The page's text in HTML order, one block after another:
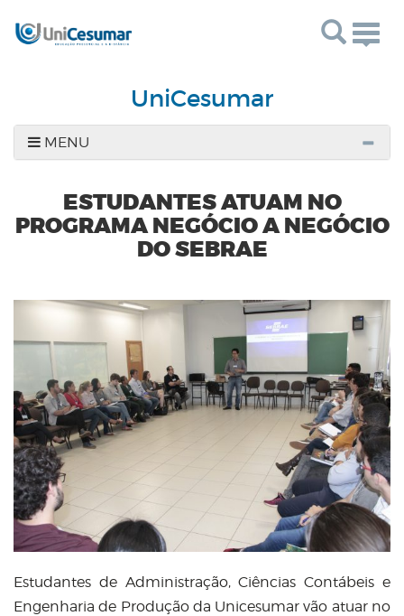
UniCesumar
MENU
ESTUDANTES ATUAM NO
PROGRAMA NEGÓCIO A NEGÓCIO
DO SEBRAE
Estudantes de Administração, Ciências Contábeis e
Engenharia de Produção da Unicesumar vão atuar no